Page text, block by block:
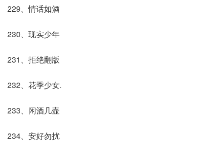
229、情话如酒
230、现实少年
231、拒绝翻版
232、花季少女.
233、闲酒几壶
234、安好勿扰